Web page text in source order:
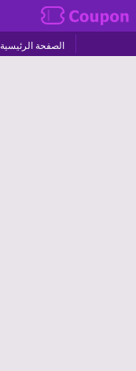
الصفحة الرئيسية